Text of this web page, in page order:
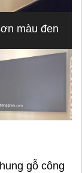
màu đen
gỗ công